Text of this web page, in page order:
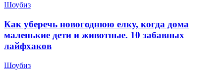
Шоубиз
Как уберечь новогоднюю елку, когда дома
маленькие дети и животные. 10 забавных
лайфхаков
Шоубиз